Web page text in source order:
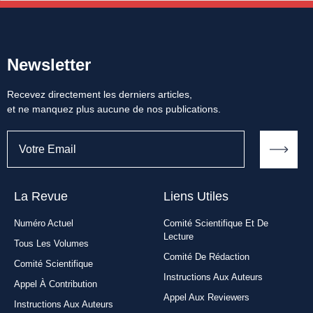
Newsletter
Recevez directement les derniers articles,
et ne manquez plus aucune de nos publications.
La Revue
Numéro Actuel
Tous Les Volumes
Comité Scientifique
Appel À Contribution
Instructions Aux Auteurs
Liens Utiles​
Comité Scientifique Et De
Lecture
Comité De Rédaction
Instructions Aux Auteurs
Appel Aux Reviewers